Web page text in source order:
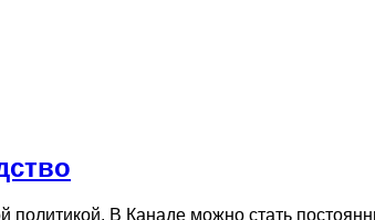
В Канаде можно стать